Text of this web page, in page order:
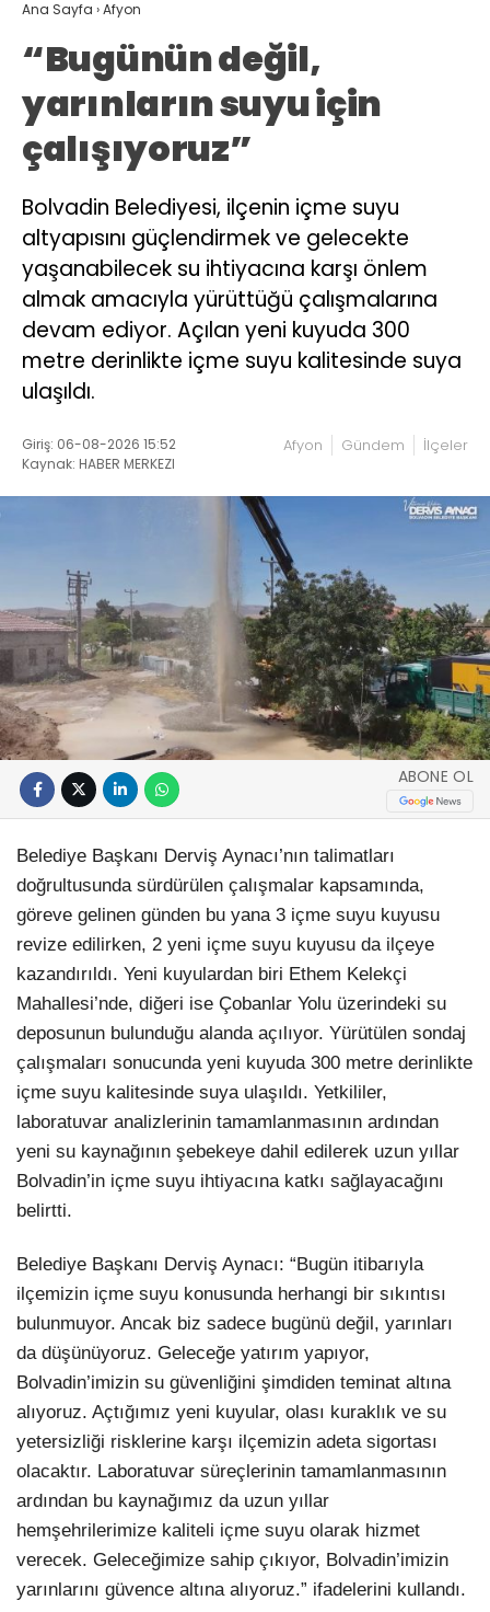
Ana Sayfa ›Afyon
“Bugünün değil,
yarınların suyu için
çalışıyoruz”
Bolvadin Belediyesi, ilçenin içme suyu
altyapısını güçlendirmek ve gelecekte
yaşanabilecek su ihtiyacına karşı önlem
almak amacıyla yürüttüğü çalışmalarına
devam ediyor. Açılan yeni kuyuda 300
metre derinlikte içme suyu kalitesinde suya
ulaşıldı.
Giriş: 06-08-2026 15:52
Kaynak: HABER MERKEZI
Afyon Gündem İlçeler
ABONE OL
Belediye Başkanı Derviş Aynacı’nın talimatları
doğrultusunda sürdürülen çalışmalar kapsamında,
göreve gelinen günden bu yana 3 içme suyu kuyusu
revize edilirken, 2 yeni içme suyu kuyusu da ilçeye
kazandırıldı. Yeni kuyulardan biri Ethem Kelekçi
Mahallesi’nde, diğeri ise Çobanlar Yolu üzerindeki su
deposunun bulunduğu alanda açılıyor. Yürütülen sondaj
çalışmaları sonucunda yeni kuyuda 300 metre derinlikte
içme suyu kalitesinde suya ulaşıldı. Yetkililer,
laboratuvar analizlerinin tamamlanmasının ardından
yeni su kaynağının şebekeye dahil edilerek uzun yıllar
Bolvadin’in içme suyu ihtiyacına katkı sağlayacağını
belirtti.
Belediye Başkanı Derviş Aynacı: “Bugün itibarıyla
ilçemizin içme suyu konusunda herhangi bir sıkıntısı
bulunmuyor. Ancak biz sadece bugünü değil, yarınları
da düşünüyoruz. Geleceğe yatırım yapıyor,
Bolvadin’imizin su güvenliğini şimdiden teminat altına
alıyoruz. Açtığımız yeni kuyular, olası kuraklık ve su
yetersizliği risklerine karşı ilçemizin adeta sigortası
olacaktır. Laboratuvar süreçlerinin tamamlanmasının
ardından bu kaynağımız da uzun yıllar
hemşehrilerimize kaliteli içme suyu olarak hizmet
verecek. Geleceğimize sahip çıkıyor, Bolvadin’imizin
yarınlarını güvence altına alıyoruz.” ifadelerini kullandı.